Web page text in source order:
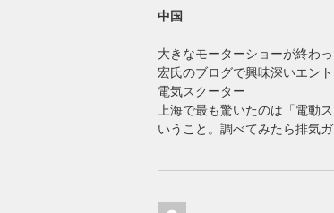
中国
大きなモーターショーが終わ
宏氏のブログで興味深いエント
電気スクーター
上海で最も驚いたのは「電動
いうこと。調べてみたら排気